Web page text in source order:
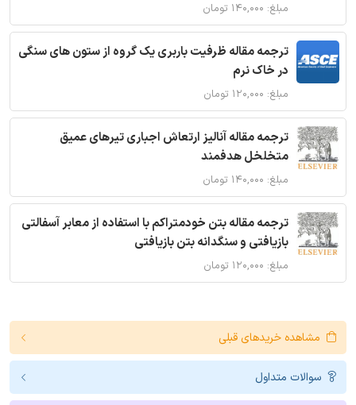
مبلغ: ۱۴۰,۰۰۰ تومان
ترجمه مقاله ظرفیت باربری یک گروه از ستون های سنگی
در خاک نرم
مبلغ: ۱۲۰,۰۰۰ تومان
ترجمه مقاله آنالیز ارتعاش اجباری تیرهای عمیق
متخلخل هدفمند
مبلغ: ۱۴۰,۰۰۰ تومان
ترجمه مقاله بتن خودمتراکم با استفاده از معابر آسفالتی
بازیافتی و سنگدانه بتن بازیافتی
مبلغ: ۱۲۰,۰۰۰ تومان
مشاهده خریدهای قبلی
سوالات متداول